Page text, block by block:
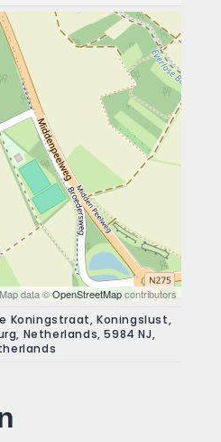
data ©OpenStreetMapcontributors
Koningstraat, Koningslust,
Netherlands, 5984 NJ,